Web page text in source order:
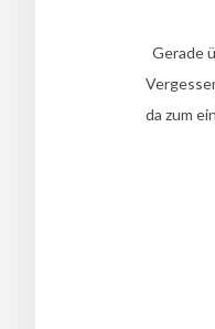
Gerade
da zum